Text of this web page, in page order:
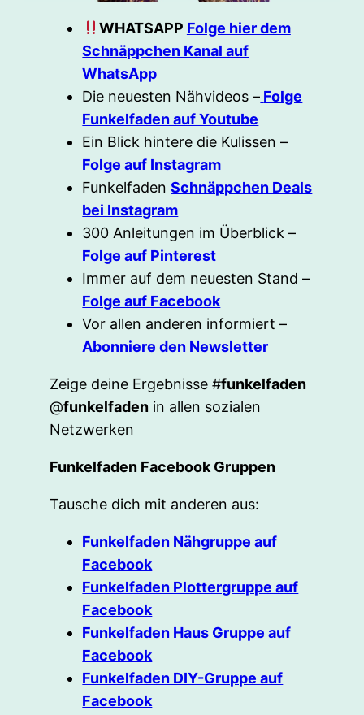
WHATSAPP Folge hier dem
Schnäppchen Kanal auf
WhatsApp
Die neuesten Nähvideos – Folge
Funkelfaden auf Youtube
Ein Blick hintere die Kulissen –
Folge auf Instagram
FunkelfadenSchnäppchen Deals
bei Instagram
300 Anleitungen im Überblick –
Folge auf Pinterest
Immer auf dem neuesten Stand –
Folge auf Facebook
Vor allen anderen informiert –
Abonniere den Newsletter
Zeige deine Ergebnisse #funkelfaden
@funkelfaden in allen sozialen
Netzwerken
Funkelfaden Facebook Gruppen
Tausche dich mit anderen aus:
Funkelfaden Nähgruppe auf
Facebook
Funkelfaden Plottergruppe auf
Facebook
Funkelfaden Haus Gruppe auf
Facebook
Funkelfaden DIY-Gruppe auf
Facebook